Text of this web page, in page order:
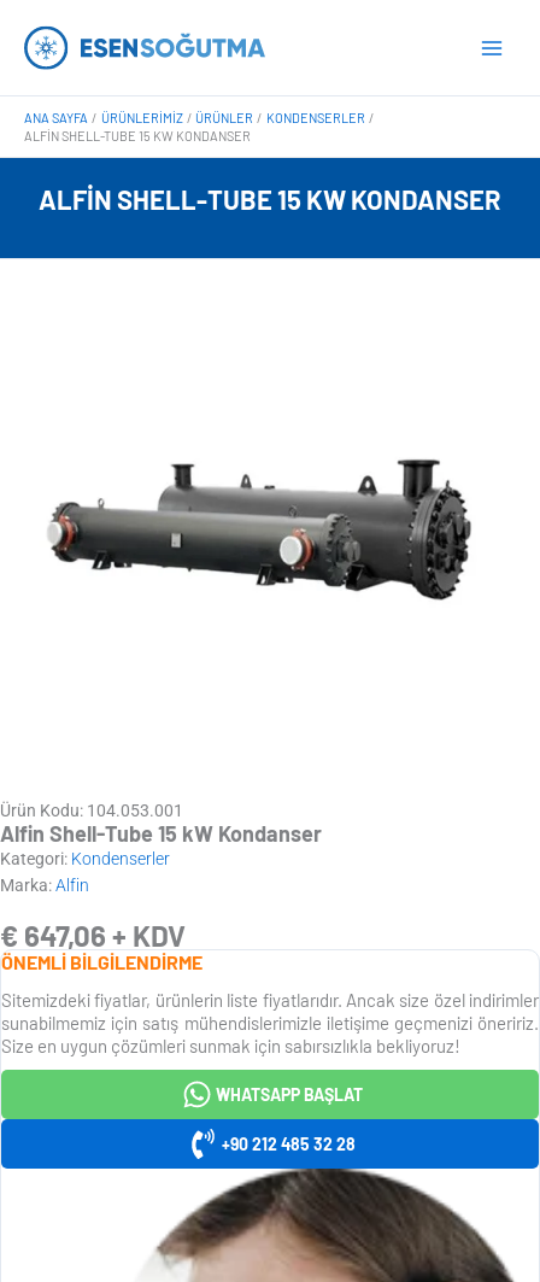
atla
ANA SAYFA ÜRÜNLERIMIZ ÜRÜNLER
KONDENSERLER
ALFIN SHELL-TUBE 15 KW KONDANSER
ALFIN SHELL-TUBE 15 KW KONDANSER
Ürün Kodu: 104.053.001
Alfin Shell-Tube 15 kW Kondanser
Kategori: Kondenserler
Marka:Alfin
€ 647,06 + KDV
ÖNEMLİ BİLGİLENDİRME
Sitemizdeki fiyatlar, ürünlerin liste fiyatlarıdır. Ancak size özel indirimler
sunabilmemiz için satış mühendislerimizle iletişime geçmenizi öneririz.
Size en uygun çözümleri sunmak için sabırsızlıkla bekliyoruz!
WHATSAPP BAŞLAT
+90 212 485 32 28